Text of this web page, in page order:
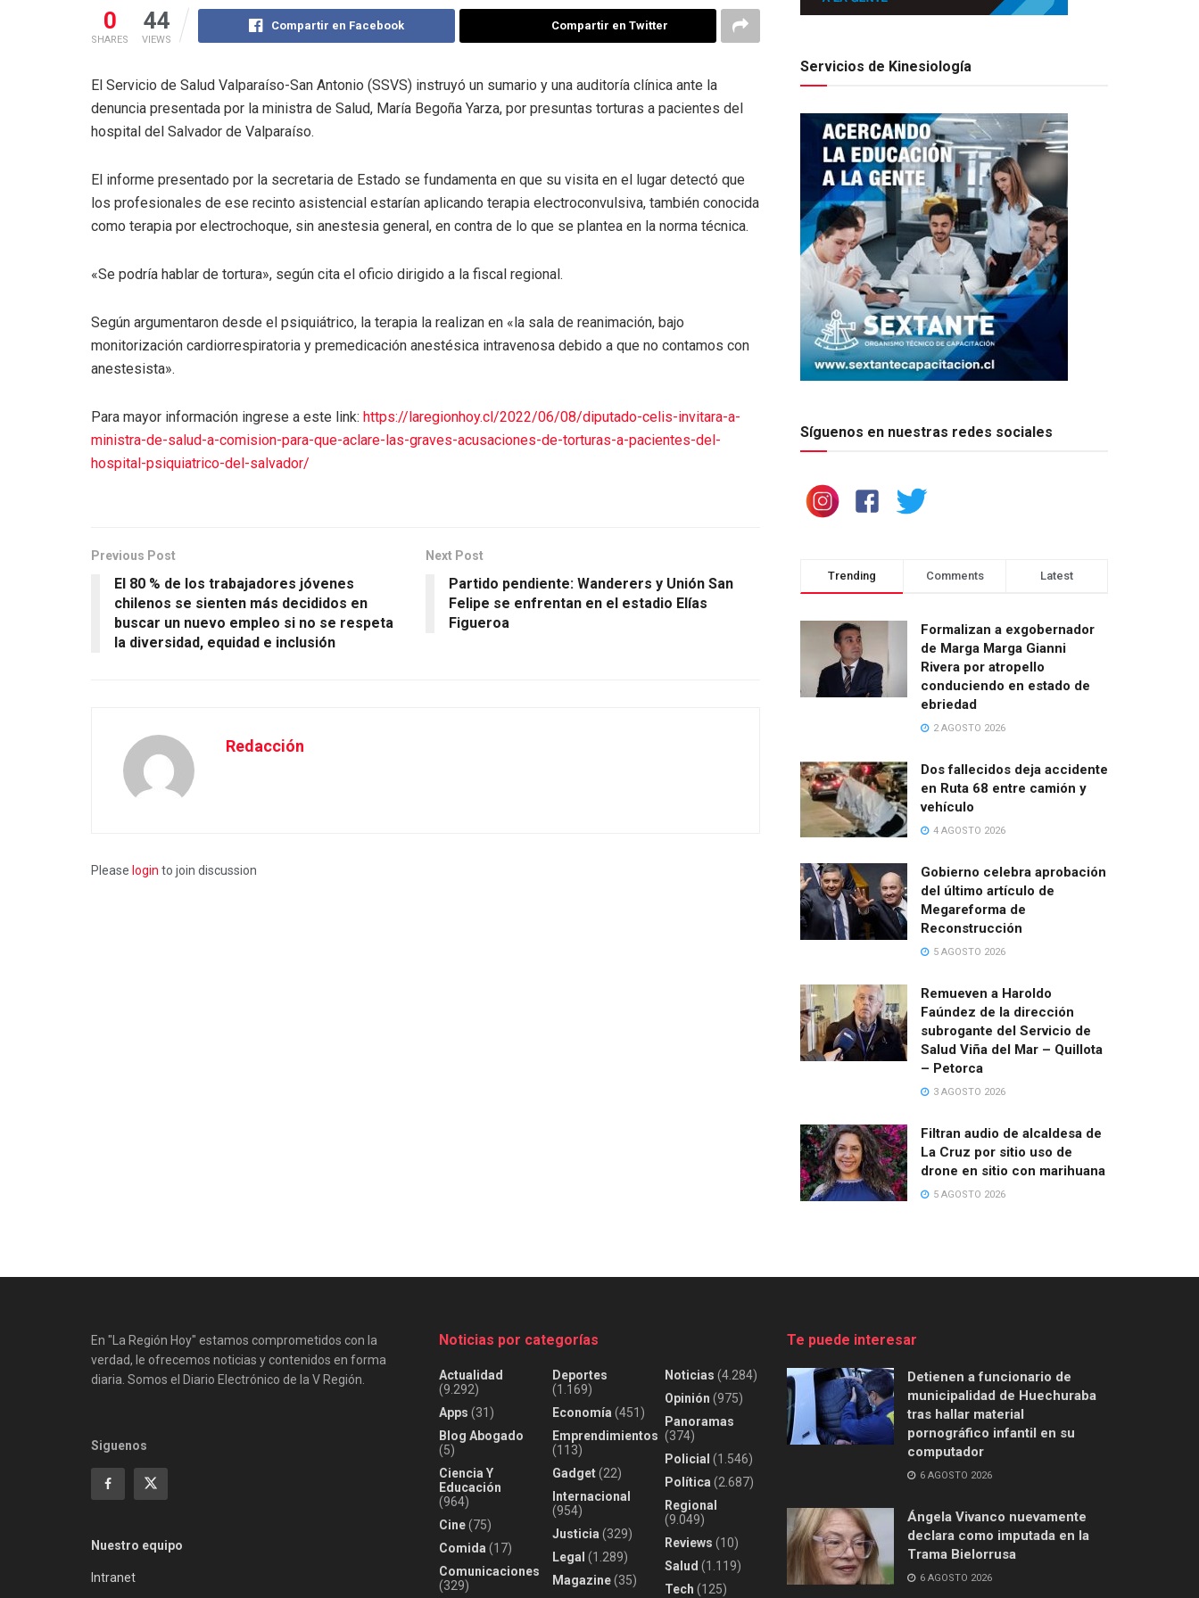
0
SHARES
44
VIEWS
Compartir en Facebook Compartir en Twitter
El Servicio de Salud Valparaíso-San Antonio (SSVS) instruyó un sumario y una auditoría clínica ante la
denuncia presentada por la ministra de Salud, María Begoña Yarza, por presuntas torturas a pacientes del
hospital del Salvador de Valparaíso.
El informe presentado por la secretaria de Estado se fundamenta en que su visita en el lugar detectó que
los profesionales de ese recinto asistencial estarían aplicando terapia electroconvulsiva, también conocida
como terapia por electrochoque, sin anestesia general, en contra de lo que se plantea en la norma técnica.
«Se podría hablar de tortura», según cita el oficio dirigido a la fiscal regional.
Según argumentaron desde el psiquiátrico, la terapia la realizan en «la sala de reanimación, bajo
monitorización cardiorrespiratoria y premedicación anestésica intravenosa debido a que no contamos con
anestesista».
Para mayor información ingrese a este link: https://laregionhoy.cl/2022/06/08/diputado-celis-invitara-a-
ministra-de-salud-a-comision-para-que-aclare-las-graves-acusaciones-de-torturas-a-pacientes-del-
hospital-psiquiatrico-del-salvador/
Previous Post
El 80 % de los trabajadores jóvenes
chilenos se sienten más decididos en
buscar un nuevo empleo si no se respeta
la diversidad, equidad e inclusión
Next Post
Partido pendiente: Wanderers y Unión San
Felipe se enfrentan en el estadio Elías
Figueroa
Redacción
Please login to join discussion
Servicios de Kinesiología
Síguenos en nuestras redes sociales
Trending Comments Latest
Formalizan a exgobernador
de Marga Marga Gianni
Rivera por atropello
conduciendo en estado de
ebriedad
2 AGOSTO 2026
Dos fallecidos deja accidente
en Ruta 68 entre camión y
vehículo
4 AGOSTO 2026
Gobierno celebra aprobación
del último artículo de
Megareforma de
Reconstrucción
5 AGOSTO 2026
Remueven a Haroldo
Faúndez de la dirección
subrogante del Servicio de
Salud Viña del Mar – Quillota
– Petorca
3 AGOSTO 2026
Filtran audio de alcaldesa de
La Cruz por sitio uso de
drone en sitio con marihuana
5 AGOSTO 2026
En "La Región Hoy" estamos comprometidos con la
verdad, le ofrecemos noticias y contenidos en forma
diaria. Somos el Diario Electrónico de la V Región.
Siguenos
Nuestro equipo
Intranet
Noticias por categorías
Actualidad
(9.292)
Apps (31)
Blog Abogado
(5)
Ciencia Y
Educación
(964)
Cine(75)
Comida (17)
Comunicaciones
(329)
Deportes
(1.169)
Economía (451)
Emprendimientos
(113)
Gadget(22)
Internacional
(954)
Justicia (329)
Legal (1.289)
Magazine(35)
Noticias (4.284)
Opinión (975)
Panoramas
(374)
Policial (1.546)
Política (2.687)
Regional
(9.049)
Reviews (10)
Salud (1.119)
Tech (125)
Te puede interesar
Detienen a funcionario de
municipalidad de Huechuraba
tras hallar material
pornográfico infantil en su
computador
6 AGOSTO 2026
Ángela Vivanco nuevamente
declara como imputada en la
Trama Bielorrusa
6 AGOSTO 2026